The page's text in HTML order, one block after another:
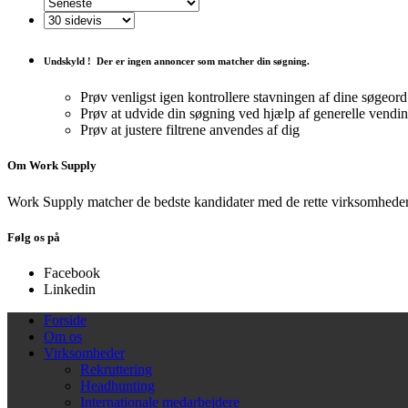
Undskyld ! Der er ingen annoncer som matcher din søgning.
Prøv venligst igen kontrollere stavningen af ​​dine søgeord
Prøv at udvide din søgning ved hjælp af generelle
Prøv at justere filtrene anvendes af dig
Om Work Supply
Work Supply matcher de bedste kandidater med de rette
Følg os på
Facebook
Linkedin
Forside
Om os
Virksomheder
Rekruttering
Headhunting
Internationale medarbejdere